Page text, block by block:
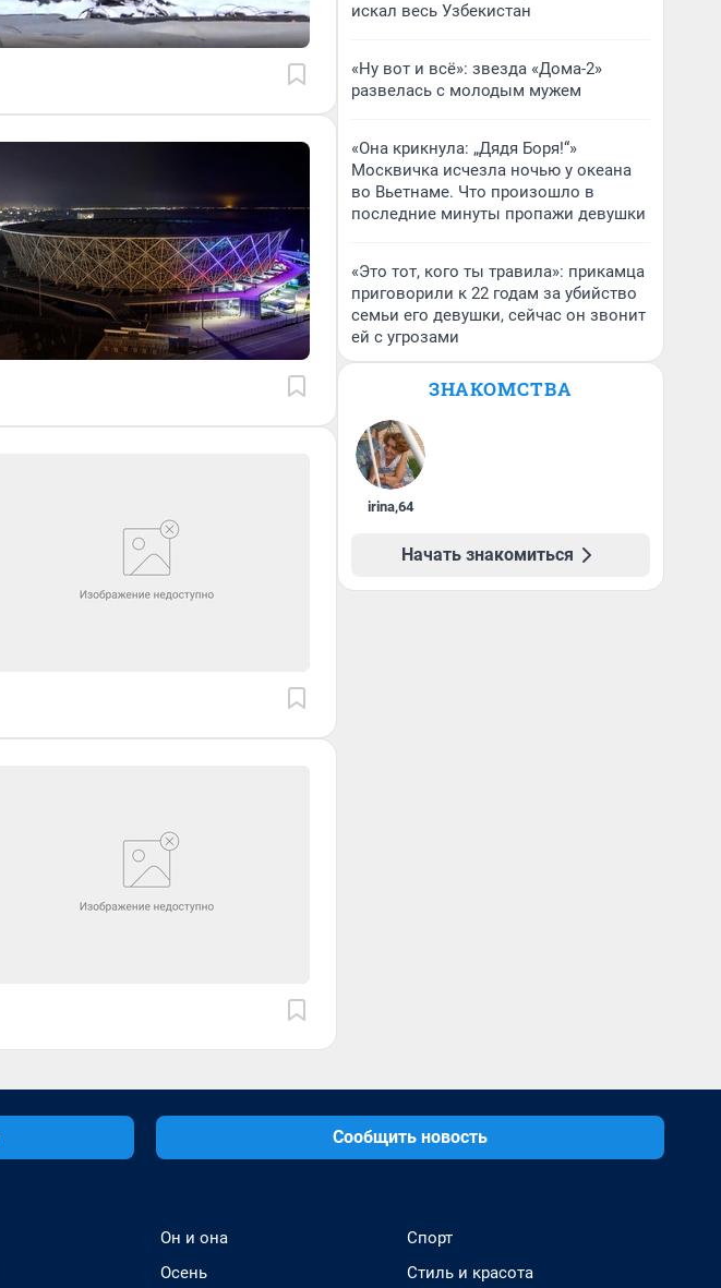
искал весь Узбекистан
«Ну вот и всё»: звезда «Дома-2»
развелась с молодым мужем
«Она крикнула: „Дядя Боря!“»
Москвичка исчезла ночью у океана
во Вьетнаме. Что произошло в
последние минуты пропажи девушки
«Это тот, кого ты травила»: прикамца
приговорили к 22 годам за убийство
семьи его девушки, сейчас он звонит
ей с угрозами
ЗНАКОМСТВА
irina,64
Начать знакомиться
Сообщить новость
Он и она
Осень
Спорт
Стиль и красота